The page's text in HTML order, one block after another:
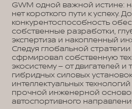
GWM одной важной истине:
нет короткого пути к успеху.
конкурентоспособность
собственные разработки,
экспертиза и накопленный
Следуя глобальной
сфрмировал собственную
экосистему – от двигателей
гибридных силовых
интеллектуальных
прочной инженерной
автоспортивного